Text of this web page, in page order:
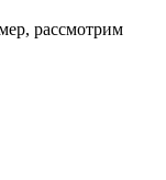
рассмотрим